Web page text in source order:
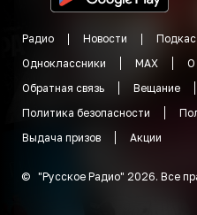
Радио Новости
Одноклассники
MAX О
Обратная связь
Вещание
Политика безопасности
Выдача призов
Акции
© "Русское Радио" 2026. Все